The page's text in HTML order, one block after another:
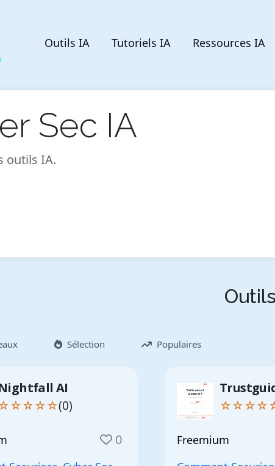
Outils IA Tutoriels IA Ressources IA
Sec IA
outils IA.
Sélection Populaires
AI
(0)
0 Freemium